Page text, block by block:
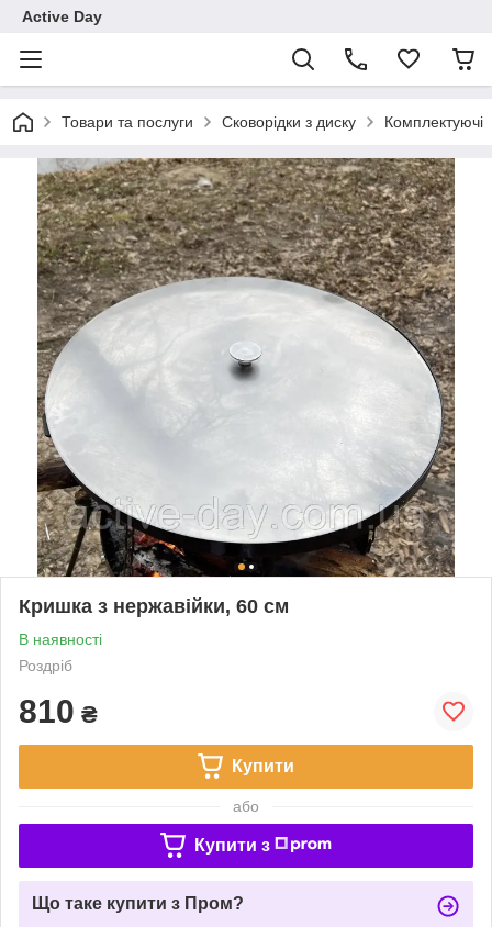
Active Day
Товари та послуги Сковорідки з диску Комплектуючі
Кришка з нержавійки, 60 см
В наявності
Роздріб
810 ₴
Купити
або
Купити з
Що таке купити з Пром?